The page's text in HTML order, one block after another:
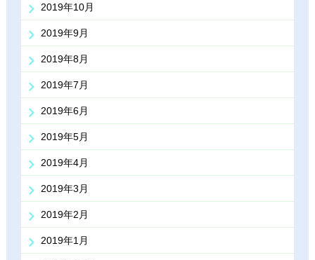
2019年10月
2019年9月
2019年8月
2019年7月
2019年6月
2019年5月
2019年4月
2019年3月
2019年2月
2019年1月